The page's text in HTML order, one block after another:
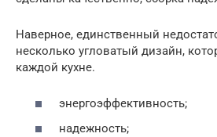
Наверное, единственный
несколько угловатый дизайн,
каждой кухне.
энергоэффективность;
надежность;